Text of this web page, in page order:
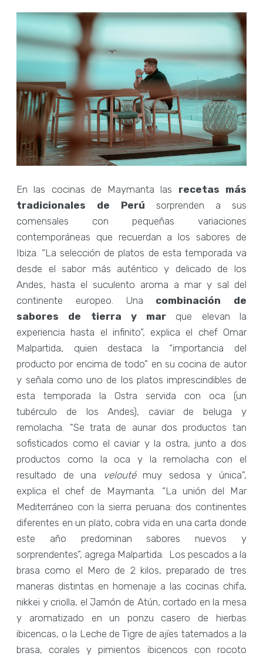
En las cocinas de Maymanta las recetas más
tradicionales de Perú sorprenden a sus
comensales con pequeñas variaciones
contemporáneas que recuerdan a los sabores de
Ibiza. “La selección de platos de esta temporada va
desde el sabor más auténtico y delicado de los
Andes, hasta el suculento aroma a mar y sal del
continente europeo. Una combinación de
sabores de tierra y mar que elevan la
experiencia hasta el infinito”, explica el chef Omar
Malpartida, quien destaca la “importancia del
producto por encima de todo” en su cocina de autor
y señala como uno de los platos imprescindibles de
esta temporada la Ostra servida con oca (un
tubérculo de los Andes), caviar de beluga y
remolacha. "Se trata de aunar dos productos tan
sofisticados como el caviar y la ostra, junto a dos
productos como la oca y la remolacha con el
resultado de una veloutémuy sedosa y única",
explica el chef de Maymanta. “La unión del Mar
Mediterráneo con la sierra peruana: dos continentes
diferentes en un plato, cobra vida en una carta donde
este año predominan sabores nuevos y
sorprendentes”, agrega Malpartida. Los pescados a la
brasa como el Mero de 2 kilos, preparado de tres
maneras distintas en homenaje a las cocinas chifa,
nikkei y criolla, el Jamón de Atún, cortado en la mesa
y aromatizado en un ponzu casero de hierbas
ibicencas, o la Leche de Tigre de ajíes tatemados a la
brasa, corales y pimientos ibicencos con rocoto